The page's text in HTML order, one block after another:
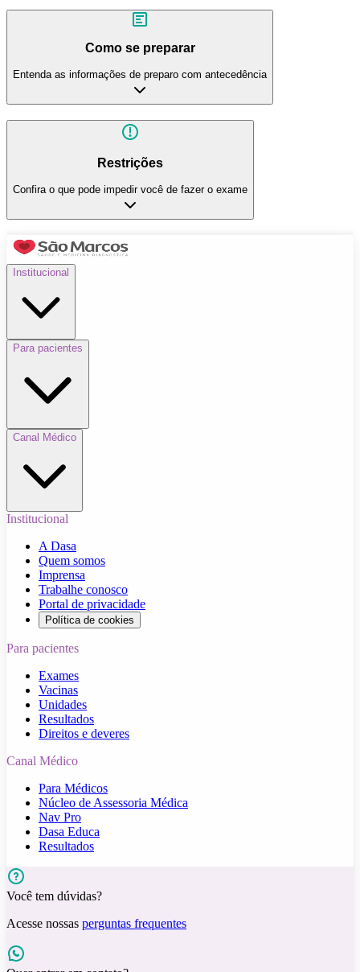
Como se preparar
Entenda as informações de preparo com antecedência
Restrições
Confira o que pode impedir você de fazer o exame
Institucional
Para pacientes
Canal Médico
Institucional
A Dasa
Quem somos
Imprensa
Trabalhe conosco
Portal de privacidade
Política de cookies
Para pacientes
Exames
Vacinas
Unidades
Resultados
Direitos e deveres
Canal Médico
Para Médicos
Núcleo de Assessoria Médica
Nav Pro
Dasa Educa
Resultados
Você tem dúvidas?
Acesse nossas perguntas frequentes